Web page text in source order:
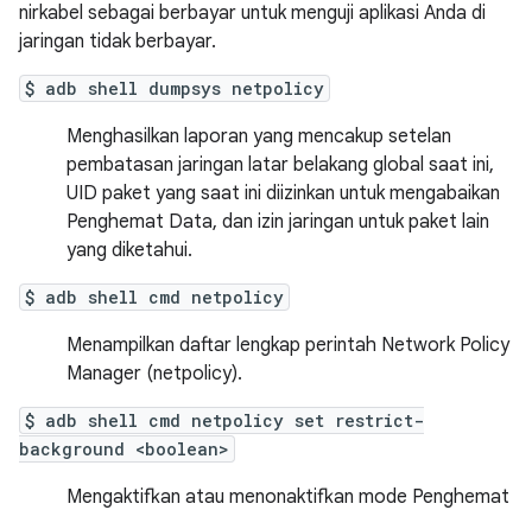
nirkabel sebagai berbayar untuk menguji aplikasi Anda di
jaringan tidak berbayar.
$ adb shell dumpsys netpolicy
Menghasilkan laporan yang mencakup setelan
pembatasan jaringan latar belakang global saat ini,
UID paket yang saat ini diizinkan untuk mengabaikan
Penghemat Data, dan izin jaringan untuk paket lain
yang diketahui.
$ adb shell cmd netpolicy
Menampilkan daftar lengkap perintah Network Policy
Manager (netpolicy).
$ adb shell cmd netpolicy set restrict-
background <boolean>
Mengaktifkan atau menonaktifkan mode Penghemat